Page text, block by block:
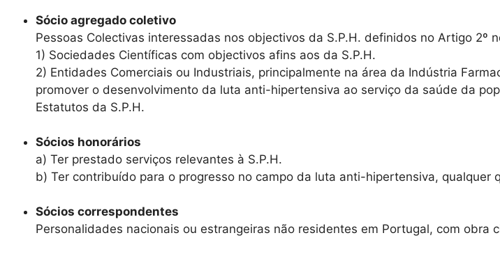
Sócio agregado coletivo
Pessoas Colectivas interessadas nos objectivos da S.P.H. definidos no Artigo 2º
1) Sociedades Científicas com objectivos afins aos da S.P.H.
2) Entidades Comerciais ou Industriais, principalmente na área da Indústria
promover o desenvolvimento da luta anti-hipertensiva ao serviço da saúde da
Estatutos da S.P.H.
Sócios honorários
a) Ter prestado serviços relevantes à S.P.H.
b) Ter contribuído para o progresso no campo da luta anti-hipertensiva, qualquer
Sócios correspondentes
Personalidades nacionais ou estrangeiras não residentes em Portugal, com